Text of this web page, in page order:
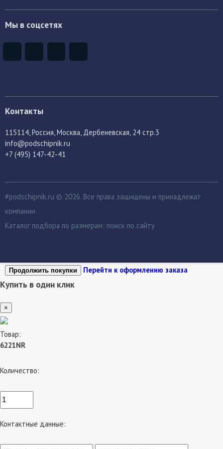
Мы в соцсетях
Контакты
115114 , Россия, Москва, Дербеневская, 24 стр.3
info@podschipnik.ru
+7 (495) 147-42-41
#podschipnik.ru © 2026. Все права защищены и принадлежат
компании
Каталог подбора по размерам: поиск по сайту
Продолжить покупки Перейти к оформлению заказа
Купить в один клик
×
Товар:
6221NR
Количество:
Контактные данные: